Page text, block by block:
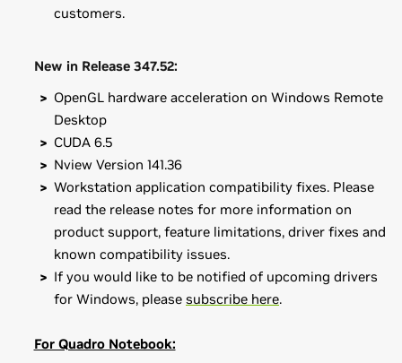
customers.
New in Release 347.52:
OpenGL hardware acceleration on Windows Remote
Desktop
CUDA 6.5
Nview Version 141.36
Workstation application compatibility fixes. Please
read the release notes for more information on
product support, feature limitations, driver fixes and
known compatibility issues.
If you would like to be notified of upcoming drivers
for Windows, please subscribe here.
For Quadro Notebook: